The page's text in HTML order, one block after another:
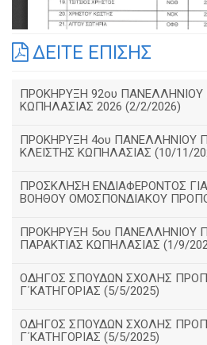
ΔΕΙΤΕ ΕΠΙΣΗΣ
ΠΡΟΚΗΡΥΞΗ 92ου
ΚΩΠΗΛΑΣΙΑΣ 2026 (2/2/2026)
ΠΡΟΚΗΡΥΞΗ 4ου ΠΑΝΕΛΛΗΝΙΟΥ
ΚΛΕΙΣΤΗΣ ΚΩΠΗΛΑΣΙΑΣ (10/11/
ΠΡΟΣΚΛΗΣΗ ΕΝΔΙΑΦΕΡΟΝΤΟΣ
ΒΟΗΘΟΥ ΟΜΟΣΠΟΝΔΙΑΚΟΥ
ΠΡΟΚΗΡΥΞΗ 5ου ΠΑΝΕΛΛΗΝΙΟΥ
ΠΑΡΑΚΤΙΑΣ ΚΩΠΗΛΑΣΙΑΣ (1/9/
ΟΔΗΓΟΣ ΣΠΟΥΔΩΝ ΣΧΟΛΗΣ
Γ΄ΚΑΤΗΓΟΡΙΑΣ (5/5/2025)
ΟΔΗΓΟΣ ΣΠΟΥΔΩΝ ΣΧΟΛΗΣ
Γ΄ΚΑΤΗΓΟΡΙΑΣ (5/5/2025)